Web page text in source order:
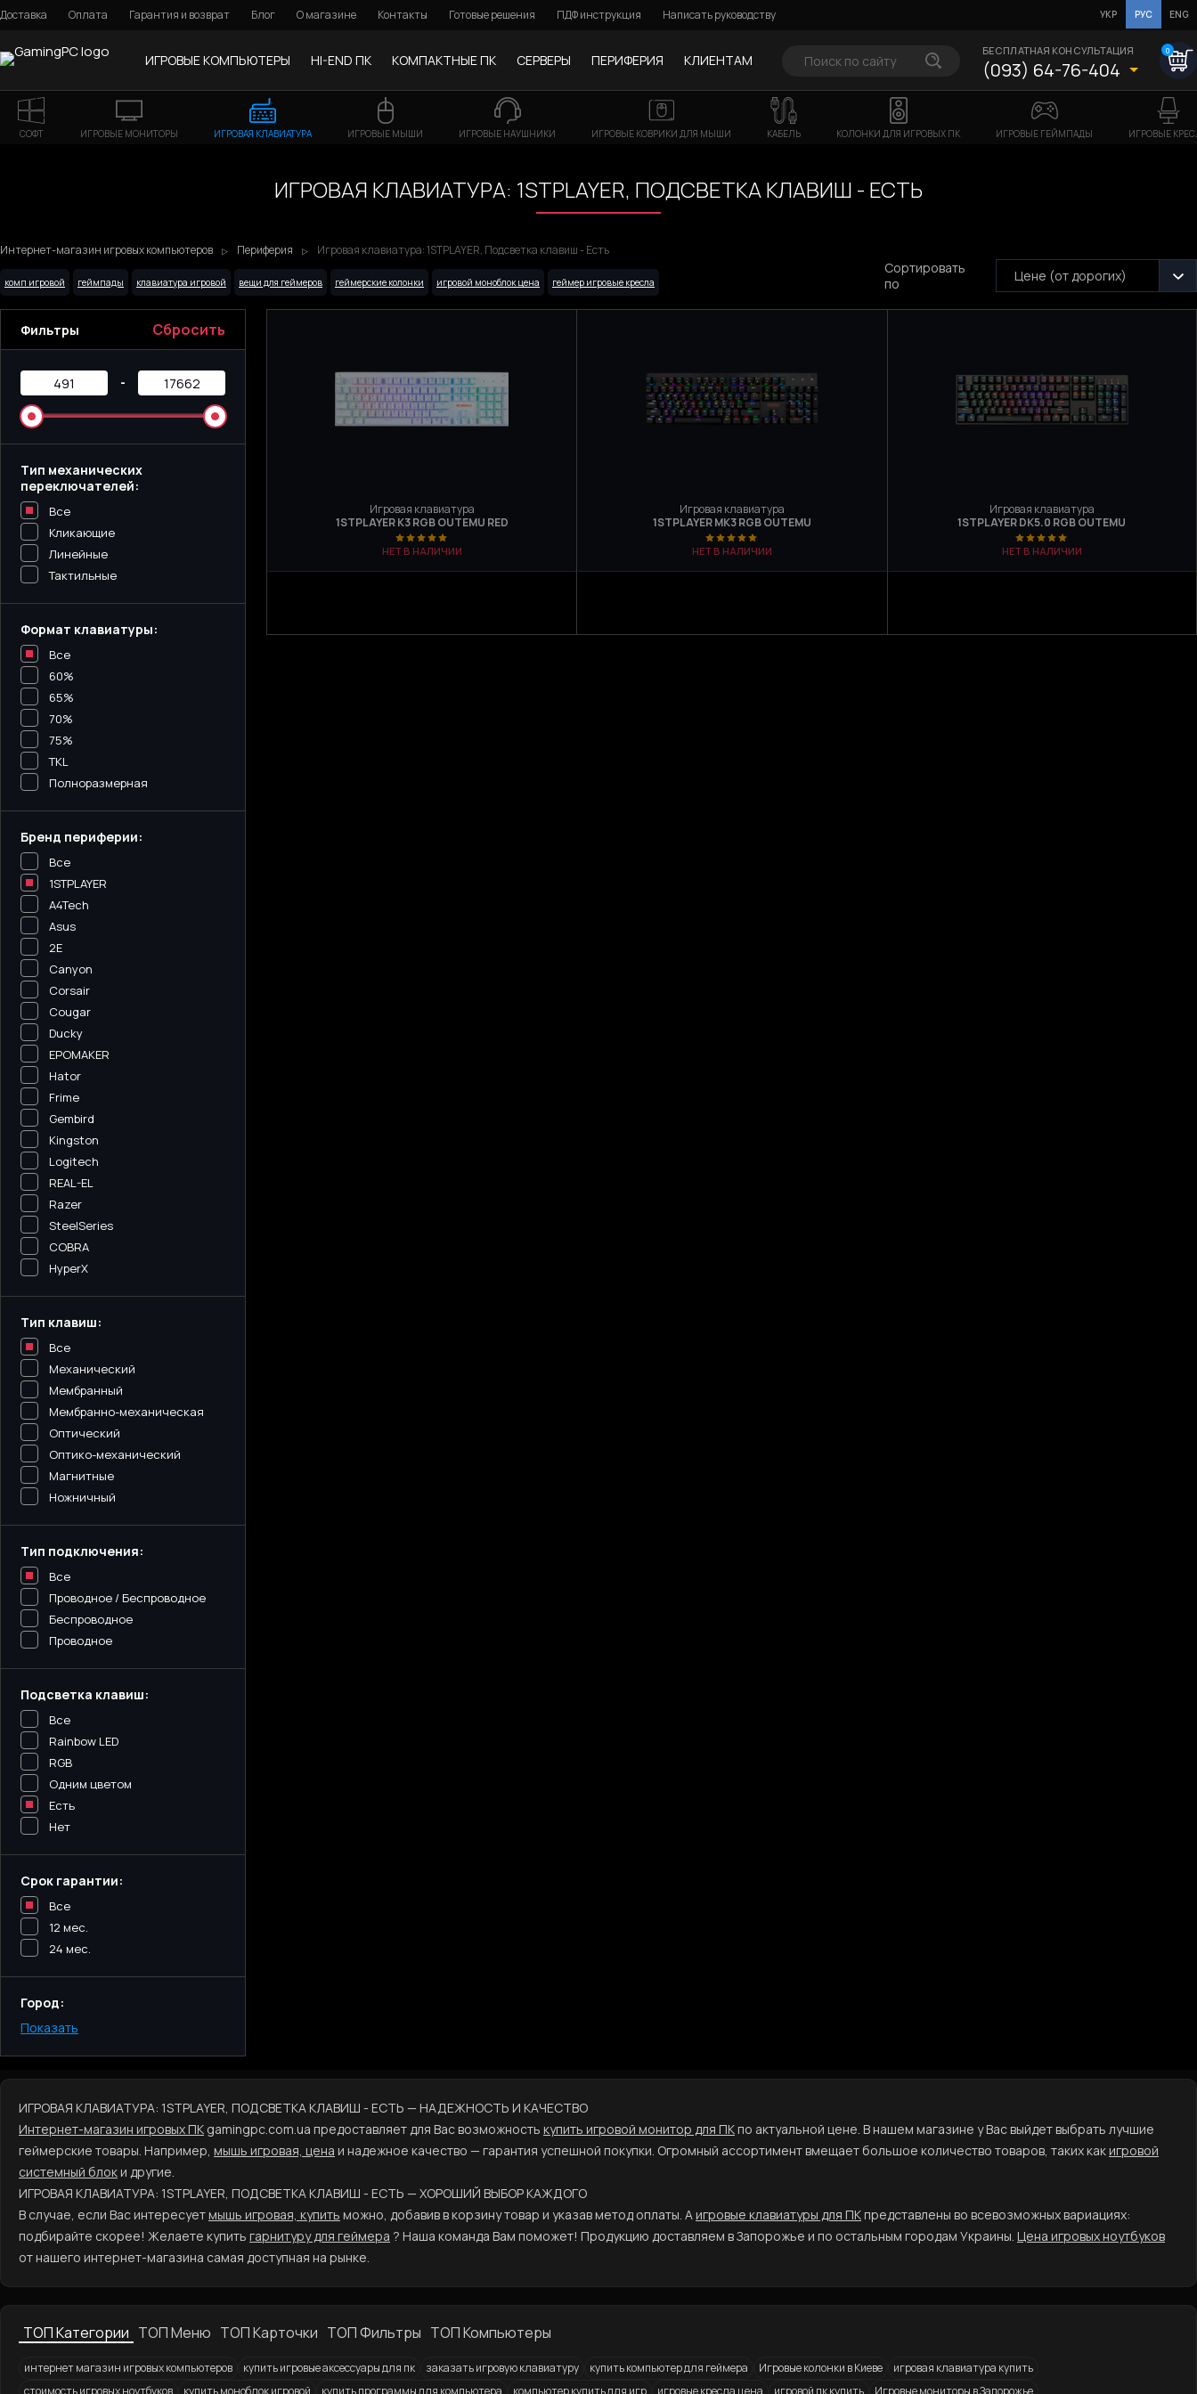
Доставка Оплата Гарантия и возврат Блог О магазине Контакты Готовые решения ПДФ инструкция Написать руководству УКР РУС ENG
ИГРОВЫЕ КОМПЬЮТЕРЫ HI-END ПК КОМПАКТНЫЕ ПК СЕРВЕРЫ ПЕРИФЕРИЯ КЛИЕНТАМ
БЕСПЛАТНАЯ КОНСУЛЬТАЦИЯ
(093) 64-76-404
0
СОФТ ИГРОВЫЕ МОНИТОРЫ ИГРОВАЯ КЛАВИАТУРА ИГРОВЫЕ МЫШИ ИГРОВЫЕ НАУШНИКИ ИГРОВЫЕ КОВРИКИ ДЛЯ МЫШИ КАБЕЛЬ КОЛОНКИ ДЛЯ ИГРОВЫХ ПК ИГРОВЫЕ ГЕЙМПАДЫ ИГРОВЫЕ
ИГРОВАЯ КЛАВИАТУРА: 1STPLAYER, ПОДСВЕТКА КЛАВИШ - ЕСТЬ
Интернет-магазин игровых компьютеров Периферия Игровая клавиатура: 1STPLAYER, Подсветка клавиш - Есть
комп игровой геймпады клавиатура игровой вещи для геймеров геймерские колонки игровой моноблок цена геймер игровые кресла
Сортировать
по
Цене (от дорогих)
Фильтры Сбросить
-
Тип механических
переключателей:
Все
Кликающие
Линейные
Тактильные
Формат клавиатуры:
Все
60%
65%
70%
75%
TKL
Полноразмерная
Бренд периферии:
Все
1STPLAYER
A4Tech
Asus
2E
Canyon
Corsair
Cougar
Ducky
EPOMAKER
Hator
Frime
Gembird
Kingston
Logitech
REAL-EL
Razer
SteelSeries
COBRA
HyperX
Тип клавиш:
Все
Механический
Мембранный
Мембранно-механическая
Оптический
Оптико-механический
Магнитные
Ножничный
Тип подключения:
Все
Проводное / Беспроводное
Беспроводное
Проводное
Подсветка клавиш:
Все
Rainbow LED
RGB
Одним цветом
Есть
Нет
Срок гарантии:
Все
12 мес.
24 мес.
Город:
Киев
Запорожье
Львов
Показать
Игровая клавиатура
1STPLAYER K3 RGB OUTEMU RED
НЕТ В НАЛИЧИИ
Игровая клавиатура
1STPLAYER MK3 RGB OUTEMU
НЕТ В НАЛИЧИИ
Игровая клавиатура
1STPLAYER DK5.0 RGB OUTEMU
НЕТ В НАЛИЧИИ
ИГРОВАЯ КЛАВИАТУРА: 1STPLAYER, ПОДСВЕТКА КЛАВИШ - ЕСТЬ — НАДЕЖНОСТЬ И КАЧЕСТВО
Интернет-магазин игровых ПК gamingpc.com.ua предоставляет для Вас возможность купить игровой монитор для ПКпо актуальной цене. В нашем магазине у Вас выйдет выбрать лучшие
геймерские товары. Например, мышь игровая, цена и надежное качество — гарантия успешной покупки. Огромный ассортимент вмещает большое количество товаров, таких какигровой
системный блоки другие.
ИГРОВАЯ КЛАВИАТУРА: 1STPLAYER, ПОДСВЕТКА КЛАВИШ - ЕСТЬ — ХОРОШИЙ ВЫБОР КАЖДОГО
В случае, если Вас интересуетмышь игровая, купить можно, добавив в корзину товар и указав метод оплаты. Аигровые клавиатуры для ПКпредставлены во всевозможных вариациях:
подбирайте скорее! Желаете купить гарнитуру для геймера ? Наша команда Вам поможет! Продукцию доставляем в Запорожье и по остальным городам Украины. Цена игровых ноутбуков
от нашего интернет-магазина самая доступная на рынке.
ТОП Категории ТОП Меню ТОП Карточки ТОП Фильтры ТОП Компьютеры
интернет магазин игровых компьютеров купить игровые аксессуары для пк заказать игровую клавиатуру купить компьютер для геймера Игровые колонки в Киеве
игровая клавиатура купить
стоимость игровых ноутбуков
купить моноблок игровой купить программы для компьютера компьютер купить для игр игровые кресла цена игровой пк купить
Игровые мониторы в Запорожье